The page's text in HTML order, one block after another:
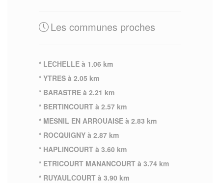
Les communes proches
* LECHELLE à 1.06 km
* YTRES à 2.05 km
* BARASTRE à 2.21 km
* BERTINCOURT à 2.57 km
* MESNIL EN ARROUAISE à 2.83 km
* ROCQUIGNY à 2.87 km
* HAPLINCOURT à 3.60 km
* ETRICOURT MANANCOURT à 3.74 km
* RUYAULCOURT à 3.90 km